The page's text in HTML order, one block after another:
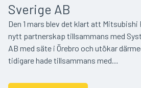
Sverige AB
Den 1 mars blev det klart att
nytt partnerskap tillsammans med
AB med säte i Örebro och utökar
tidigare hade tillsammans med…